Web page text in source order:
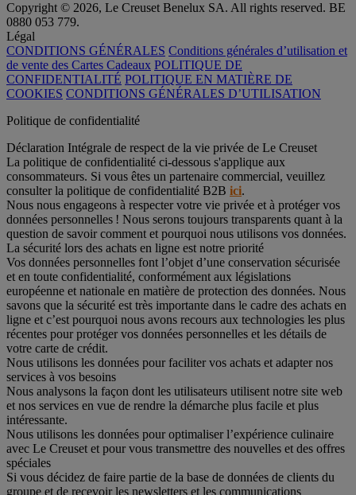
Copyright © 2026, Le Creuset Benelux SA. All rights reserved. BE
0880 053 779.
Légal
CONDITIONS GÉNÉRALES Conditions générales d’utilisation et
de vente des Cartes Cadeaux POLITIQUE DE
CONFIDENTIALITÉ POLITIQUE EN MATIÈRE DE
COOKIES CONDITIONS GÉNÉRALES D’UTILISATION
Politique de confidentialité
Déclaration Intégrale de respect de la vie privée de Le Creuset
La politique de confidentialité ci-dessous s'applique aux
consommateurs. Si vous êtes un partenaire commercial, veuillez
consulter la politique de confidentialité B2B ici.
Nous nous engageons à respecter votre vie privée et à protéger vos
données personnelles ! Nous serons toujours transparents quant à la
question de savoir comment et pourquoi nous utilisons vos données.
La sécurité lors des achats en ligne est notre priorité
Vos données personnelles font l’objet d’une conservation sécurisée
et en toute confidentialité, conformément aux législations
européenne et nationale en matière de protection des données. Nous
savons que la sécurité est très importante dans le cadre des achats en
ligne et c’est pourquoi nous avons recours aux technologies les plus
récentes pour protéger vos données personnelles et les détails de
votre carte de crédit.
Nous utilisons les données pour faciliter vos achats et adapter nos
services à vos besoins
Nous analysons la façon dont les utilisateurs utilisent notre site web
et nos services en vue de rendre la démarche plus facile et plus
intéressante.
Nous utilisons les données pour optimaliser l’expérience culinaire
avec Le Creuset et pour vous transmettre des nouvelles et des offres
spéciales
Si vous décidez de faire partie de la base de données de clients du
groupe et de recevoir les newsletters et les communications